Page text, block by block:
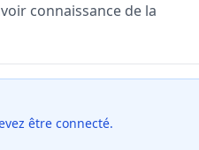
connaissance de la
être connecté.